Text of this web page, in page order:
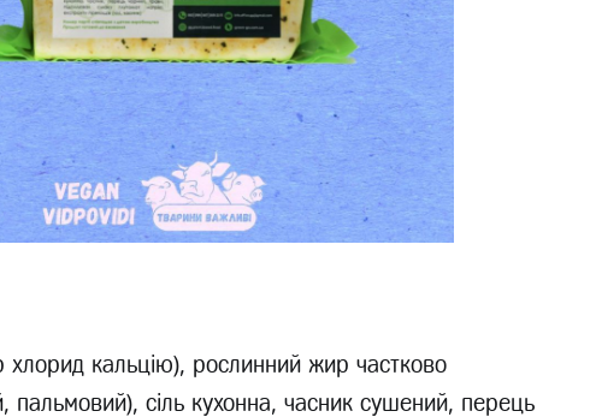
хлорид кальцію), рослинний жир частково
пальмовий), сіль кухонна, часник сушений, перець